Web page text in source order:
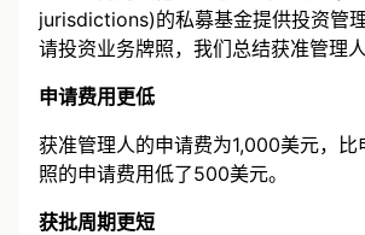
加坡在内的其他39个获准司法辖区
jurisdictions)的私募基金提供投资管理
获准管理人的申请费为1,000美元，比